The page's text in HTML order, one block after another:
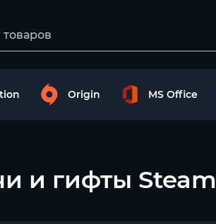
Origin MS Office
и гифты Steam